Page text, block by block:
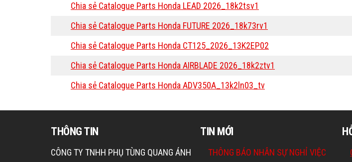
Chia sẻ Catalogue Parts Honda LEAD 2026_18k2tsv1
Chia sẻ Catalogue Parts Honda FUTURE 2026_18k73rv1
Chia sẻ Catalogue Parts Honda CT125_2026_13K2EP02
Chia sẻ Catalogue Parts Honda AIRBLADE 2026_18k2ztv1
Chia sẻ Catalogue Parts Honda ADV350A_13k2ln03_tv
THÔNG TIN
CÔNG TY TNHH PHỤ TÙNG QUANG ÁNH
TIN MỚI
THÔNG BÁO NHÂN SỰ NGHỈ VIỆC